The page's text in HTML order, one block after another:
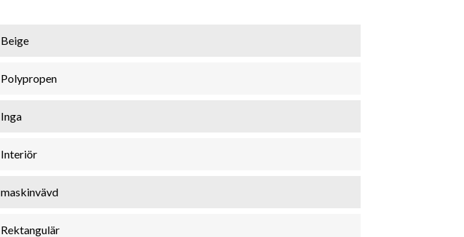
Beige
Polypropen
Inga
Interiör
maskinvävd
Rektangulär